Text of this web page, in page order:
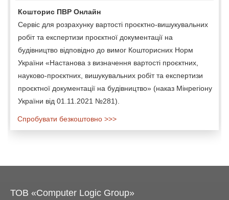
Кошторис ПВР Онлайн
Сервіс для розрахунку вартості проєктно-вишукувальних
робіт та експертизи проєктної документації на
будівництво відповідно до вимог Кошторисних Норм
України «Настанова з визначення вартості проєктних,
науково-проєктних, вишукувальних робіт та експертизи
проєктної документації на будівництво» (наказ Мінрегіону
України від 01.11.2021 №281).
Спробувати безкоштовно >>>
ТОВ «Computer Logic Group»